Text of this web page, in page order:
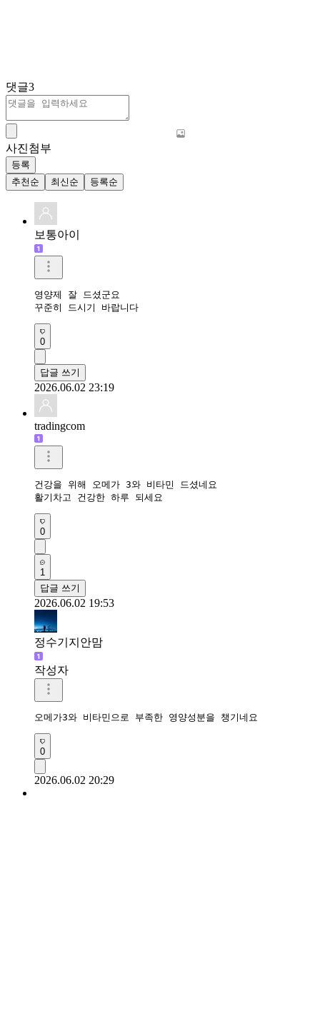
댓글3
사진첨부
등록
추천순
최신순 등록순
보통아이
영양제 잘 드셨군요
꾸준히 드시기 바랍니다
0
답글 쓰기
2026.06.02 23:19
tradingcom
건강을 위해 오메가 3와 비타민 드셨네요
활기차고 건강한 하루 되세요
0
1
답글 쓰기
2026.06.02 19:53
정수기지안맘
작성자
오메가3와 비타민으로 부족한 영양성분을 챙기네요
0
2026.06.02 20:29